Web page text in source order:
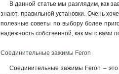
В данной статье мы разглядим, как
знают, правильной установки. Очень
полезные советы по выбору более
надежность собственной, как мы с вами
Соединительные зажимы Feron
Соединительные зажимы Feron – это